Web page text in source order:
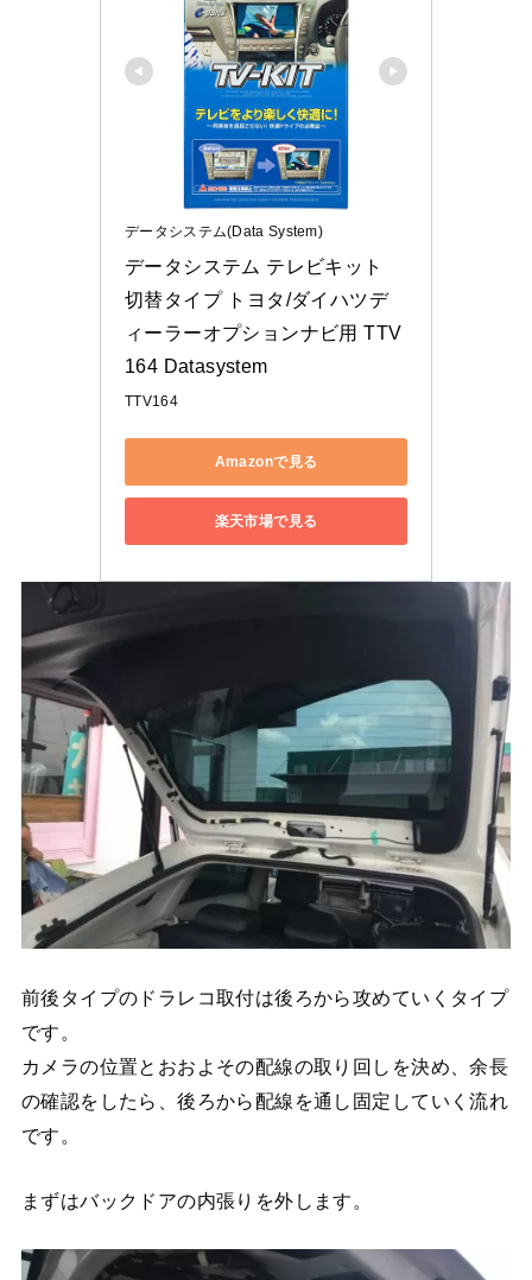
データシステム(Data System)
データシステム テレビキット
切替タイプ トヨタ/ダイハツデ
ィーラーオプションナビ用 TTV
164 Datasystem
TTV164
Amazonで見る
楽天市場で見る
前後タイプのドラレコ取付は後ろから攻めていくタイプ
です。
カメラの位置とおおよその配線の取り回しを決め、余長
の確認をしたら、後ろから配線を通し固定していく流れ
です。
まずはバックドアの内張りを外します。